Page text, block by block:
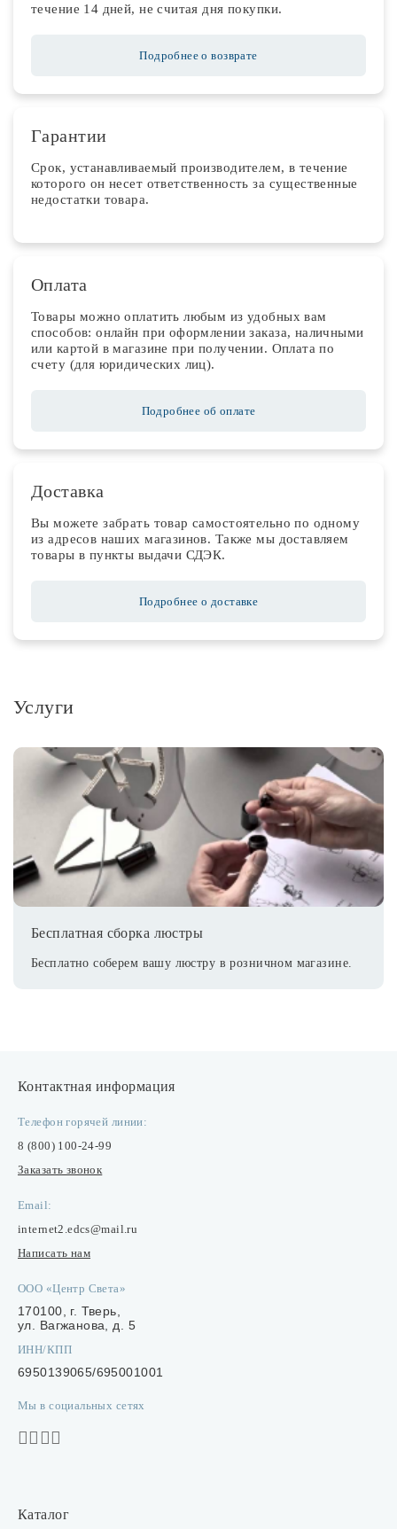
течение 14 дней, не считая дня покупки.
Подробнее о возврате
Гарантии
Срок, устанавливаемый производителем, в течение
которого он несет ответственность за существенные
недостатки товара.
Оплата
Товары можно оплатить любым из удобных вам
способов: онлайн при оформлении заказа, наличными
или картой в магазине при получении. Оплата по
счету (для юридических лиц).
Подробнее об оплате
Доставка
Вы можете забрать товар самостоятельно по одному
из адресов наших магазинов. Также мы доставляем
товары в пункты выдачи СДЭК.
Подробнее о доставке
Услуги
Бесплатная сборка люстры
Бесплатно соберем вашу люстру в розничном магазине.
Контактная информация
Телефон горячей линии:
8 (800) 100-24-99
Заказать звонок
Email:
internet2.edcs@mail.ru
Написать нам
ООО «Центр Света»
170100, г. Тверь,
ул. Вагжанова, д. 5
ИНН/КПП
6950139065/695001001
Мы в социальных сетях
Каталог